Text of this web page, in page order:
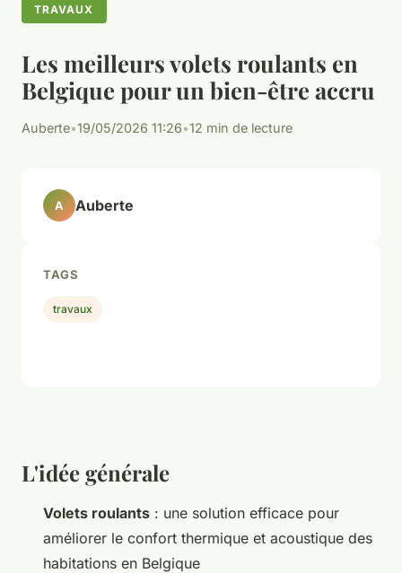
TRAVAUX
Les meilleurs volets roulants en
Belgique pour un bien-être accru
Auberte•19/05/2026 11:26•12 min de lecture
L'idée générale
Volets roulants : une solution efficace pour
améliorer le confort thermique et acoustique des
habitations en Belgique
A Auberte
TAGS
travaux